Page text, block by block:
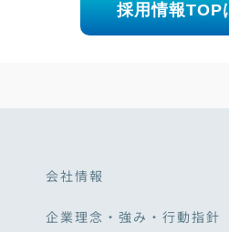
採用情報TOP
会社情報
企業理念・強み・行動指針